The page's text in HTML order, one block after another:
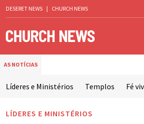
DESERET NEWS | CHURCH NEWS
AS NOTÍCIAS
Líderes e Ministérios Templos Fé
LÍDERES E MINISTÉRIOS